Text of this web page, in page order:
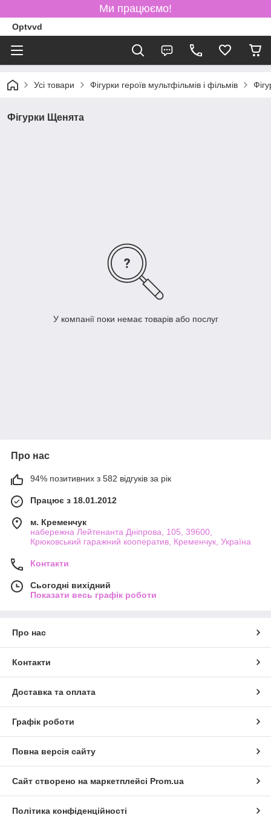
Ми працюємо!
Optvvd
Усі товари Фігурки героїв мультфільмів і фільмів
Фігурки Щенята
У компанії поки немає товарів або послуг
Про нас
94% позитивних з 582 відгуків за рік
Працює з 18.01.2012
м. Кременчук
набережна Лейтенанта Дніпрова, 105, 39600,
Крюковський гаражний кооператив, Кременчук, Україна
Контакти
Сьогодні вихідний
Показати весь графік роботи
Про нас
Контакти
Доставка та оплата
Графік роботи
Повна версія сайту
Сайт створено на маркетплейсі Prom.ua
Політика конфіденційності